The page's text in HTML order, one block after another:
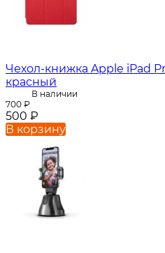
Чехол-книжка Apple iPad
красный
В наличии
700 ₽
500 ₽
В корзину